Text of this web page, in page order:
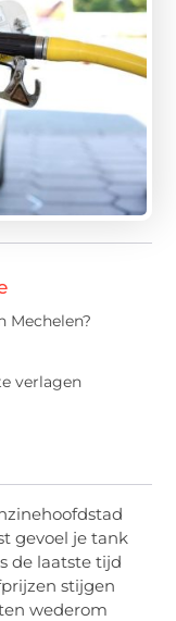
Mechelen?
verlagen
gevoel je tank
de laatste tijd
stijgen
wederom